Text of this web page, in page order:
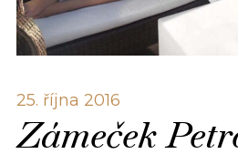
25. října 2016
Zámeček